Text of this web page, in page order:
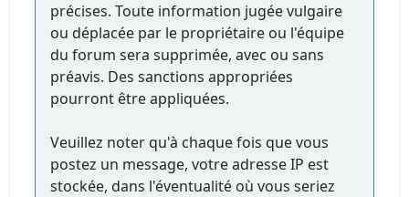
précises. Toute information jugée vulgaire
ou déplacée par le propriétaire ou l'équipe
du forum sera supprimée, avec ou sans
préavis. Des sanctions appropriées
pourront être appliquées.
Veuillez noter qu'à chaque fois que vous
postez un message, votre adresse IP est
stockée, dans l'éventualité où vous seriez